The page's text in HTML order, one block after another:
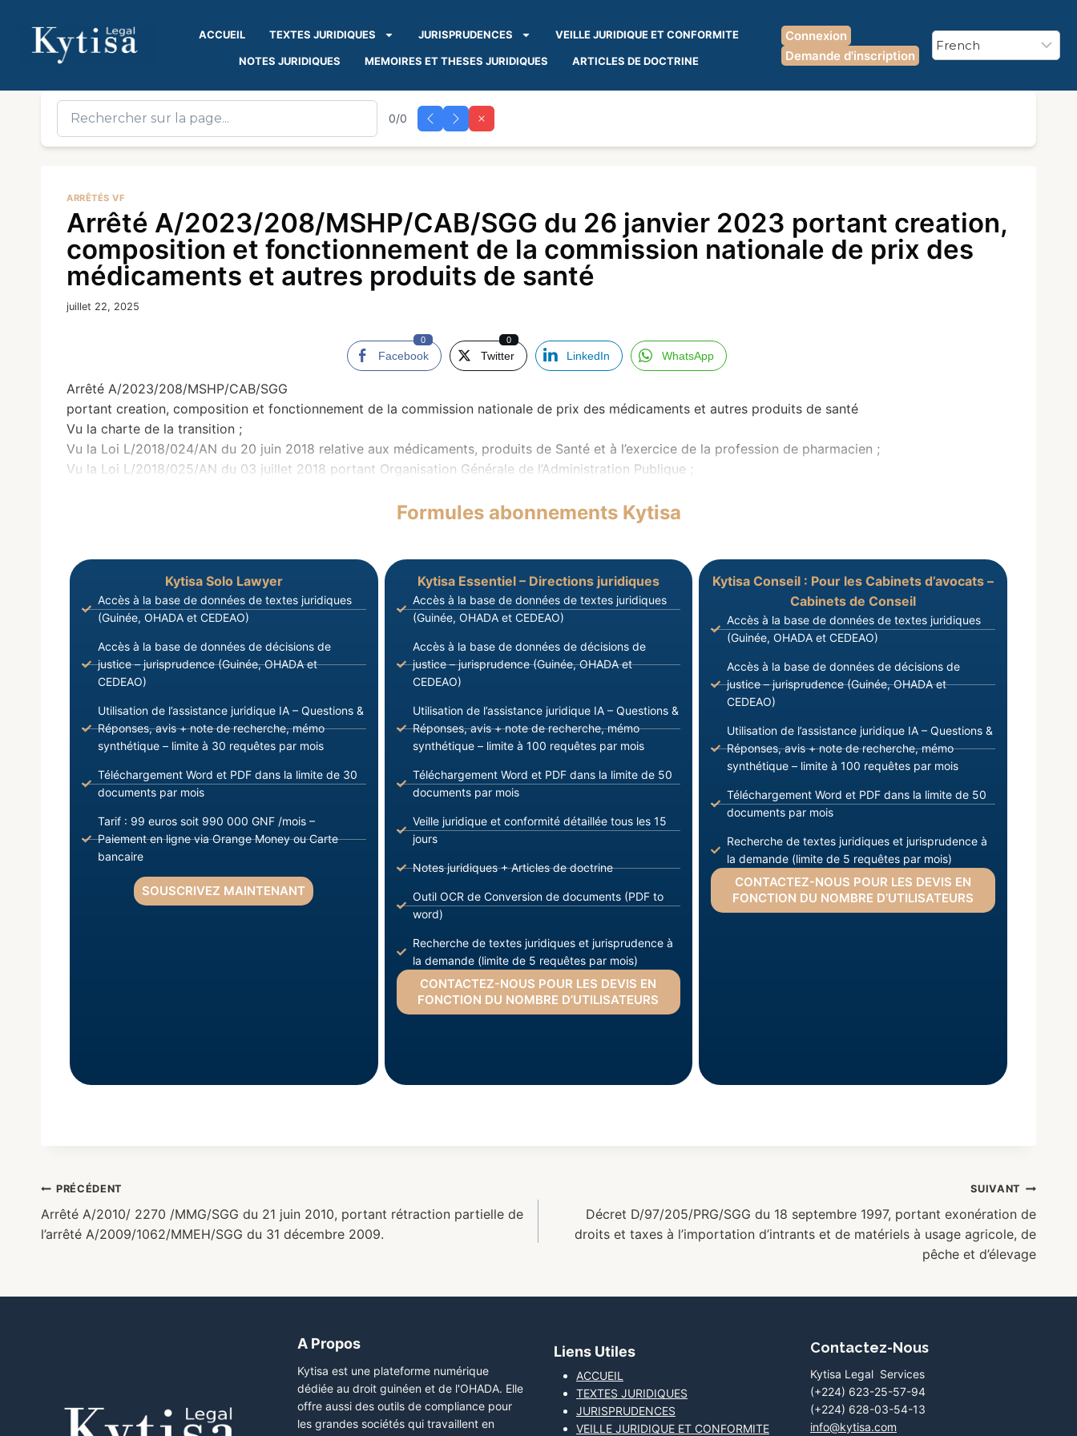
ACCUEIL TEXTES JURIDIQUES JURISPRUDENCES VEILLE JURIDIQUE ET CONFORMITE
NOTES JURIDIQUES MEMOIRES ET THESES JURIDIQUES ARTICLES DE DOCTRINE
Connexion
Demande d'inscription
0/0
ARRÊTÉS VF
Arrêté A/2023/208/MSHP/CAB/SGG du 26 janvier 2023 portant creation,
composition et fonctionnement de la commission nationale de prix des
médicaments et autres produits de santé
juillet 22, 2025
Facebook
0
Twitter
0
LinkedIn WhatsApp
Arrêté A/2023/208/MSHP/CAB/SGG
portant creation, composition et fonctionnement de la commission nationale de prix des médicaments et autres produits de santé
Vu la charte de la transition ;
Vu la Loi L/2018/024/AN du 20 juin 2018 relative aux médicaments, produits de Santé et à l’exercice de la profession de pharmacien ;
Vu la Loi L/2018/025/AN du 03 juillet 2018 portant Organisation Générale de l’Administration Publique ;
Formules abonnements Kytisa
Kytisa Solo Lawyer
Accès à la base de données de textes juridiques
(Guinée, OHADA et CEDEAO)
Accès à la base de données de décisions de
justice – jurisprudence (Guinée, OHADA et
CEDEAO)
Utilisation de l’assistance juridique IA – Questions &
Réponses, avis + note de recherche, mémo
synthétique – limite à 30 requêtes par mois
Téléchargement Word et PDF dans la limite de 30
documents par mois
Tarif : 99 euros soit 990 000 GNF /mois –
Paiement en ligne via Orange Money ou Carte
bancaire
SOUSCRIVEZ MAINTENANT
Kytisa Essentiel – Directions juridiques
Accès à la base de données de textes juridiques
(Guinée, OHADA et CEDEAO)
Accès à la base de données de décisions de
justice – jurisprudence (Guinée, OHADA et
CEDEAO)
Utilisation de l’assistance juridique IA – Questions &
Réponses, avis + note de recherche, mémo
synthétique – limite à 100 requêtes par mois
Téléchargement Word et PDF dans la limite de 50
documents par mois
Veille juridique et conformité détaillée tous les 15
jours
Notes juridiques + Articles de doctrine
Outil OCR de Conversion de documents (PDF to
word)
Recherche de textes juridiques et jurisprudence à
la demande (limite de 5 requêtes par mois)
CONTACTEZ-NOUS POUR LES DEVIS EN
FONCTION DU NOMBRE D’UTILISATEURS
Kytisa Conseil : Pour les Cabinets d’avocats –
Cabinets de Conseil
Accès à la base de données de textes juridiques
(Guinée, OHADA et CEDEAO)
Accès à la base de données de décisions de
justice – jurisprudence (Guinée, OHADA et
CEDEAO)
Utilisation de l’assistance juridique IA – Questions &
Réponses, avis + note de recherche, mémo
synthétique – limite à 100 requêtes par mois
Téléchargement Word et PDF dans la limite de 50
documents par mois
Recherche de textes juridiques et jurisprudence à
la demande (limite de 5 requêtes par mois)
CONTACTEZ-NOUS POUR LES DEVIS EN
FONCTION DU NOMBRE D’UTILISATEURS
PRÉCÉDENT
Arrêté A/2010/ 2270 /MMG/SGG du 21 juin 2010, portant rétraction partielle de
l’arrêté A/2009/1062/MMEH/SGG du 31 décembre 2009.
SUIVANT
Décret D/97/205/PRG/SGG du 18 septembre 1997, portant exonération de
droits et taxes à l’importation d’intrants et de matériels à usage agricole, de
pêche et d’élevage
A Propos
Kytisa est une plateforme numérique
dédiée au droit guinéen et de l'OHADA. Elle
offre aussi des outils de compliance pour
les grandes sociétés qui travaillent en
Liens Utiles
ACCUEIL
TEXTES JURIDIQUES
JURISPRUDENCES
VEILLE JURIDIQUE ET CONFORMITE
Contactez-Nous
Kytisa Legal Services
(+224) 623-25-57-94
(+224) 628-03-54-13
info@kytisa.com